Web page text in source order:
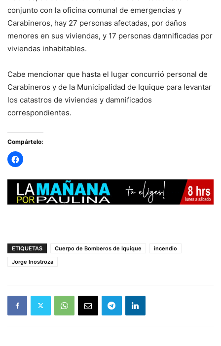
conjunto con la oficina comunal de emergencias y
Carabineros, hay 27 personas afectadas, por daños
menores en sus viviendas, y 17 personas damnificadas por
viviendas inhabitables.
Cabe mencionar que hasta el lugar concurrió personal de
Carabineros y de la Municipalidad de Iquique para levantar
los catastros de viviendas y damnificados
correspondientes.
Compártelo:
ETIQUETAS Cuerpo de Bomberos de Iquique
incendio
Jorge Inostroza